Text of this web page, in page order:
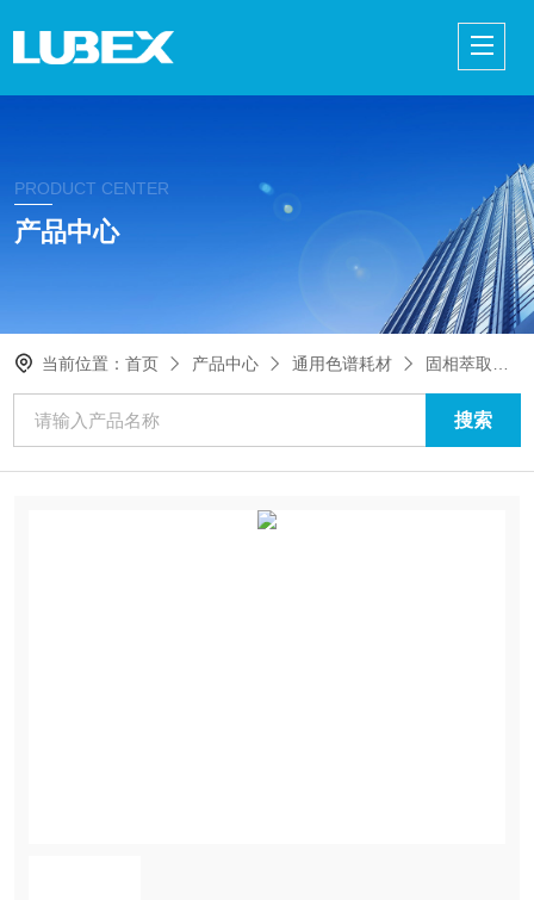
PRODUCT CENTER
产品中心
当前位置：首页 产品中心 通用色谱耗材 固相萃取装置